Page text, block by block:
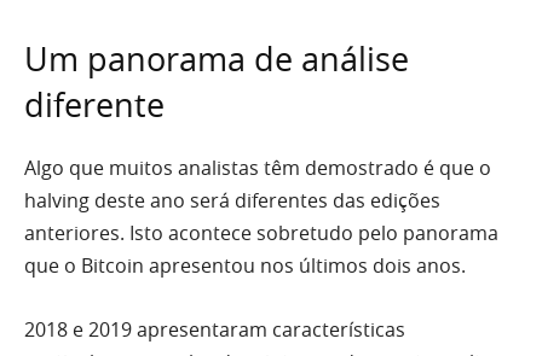
Um panorama de análise
diferente
Algo que muitos analistas têm demostrado é que o
halving deste ano será diferentes das edições
anteriores. Isto acontece sobretudo pelo panorama
que o Bitcoin apresentou nos últimos dois anos.
2018 e 2019 apresentaram características